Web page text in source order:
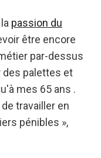
passion du
être encore
par-dessus
des palettes et
mes 65 ans .
travailler en
pénibles »,